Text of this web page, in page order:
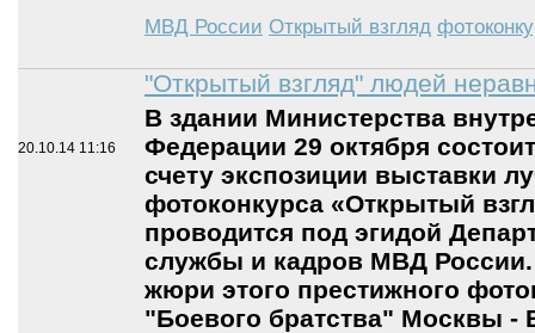
МВД России Открытый взгляд
20.10.14 11:16
"Открытый взгляд" людей
В здании Министерства
Федерации 29 октября
счету экспозиции выставки
фотоконкурса «Открытый
проводится под эгидой
службы и кадров МВД России.
жюри этого престижного
"Боевого братства" Москвы -